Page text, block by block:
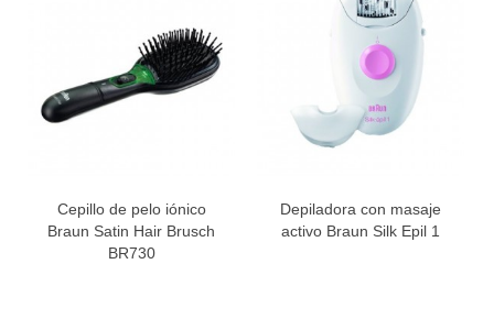
Cepillo de pelo iónico
Braun Satin Hair Brusch
BR730
Depiladora con masaje
activo Braun Silk Epil 1